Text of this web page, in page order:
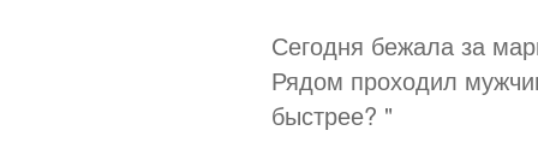
Сегодня бежала за
Рядом проходил
быстрее? "